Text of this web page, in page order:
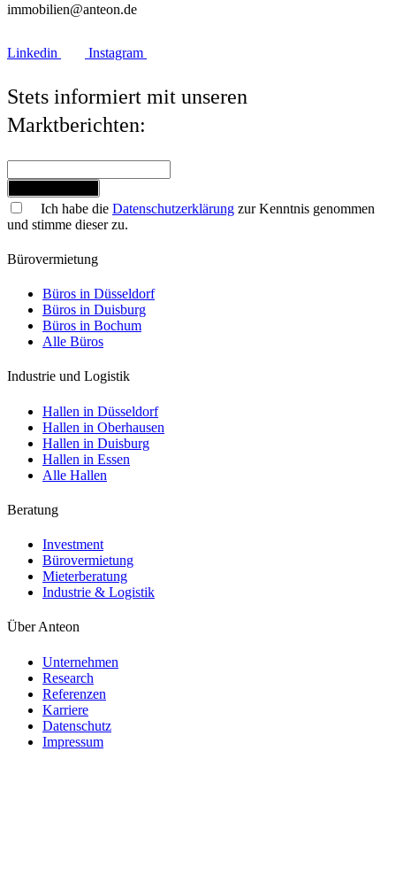
immobilien@anteon.de
Linkedin Instagram
Stets informiert mit unseren
Marktberichten:
Ich habe die Datenschutzerklärung zur Kenntnis genommen
und stimme dieser zu.
Bürovermietung
Büros in Düsseldorf
Büros in Duisburg
Büros in Bochum
Alle Büros
Industrie und Logistik
Hallen in Düsseldorf
Hallen in Oberhausen
Hallen in Duisburg
Hallen in Essen
Alle Hallen
Beratung
Investment
Bürovermietung
Mieterberatung
Industrie & Logistik
Über Anteon
Unternehmen
Research
Referenzen
Karriere
Datenschutz
Impressum